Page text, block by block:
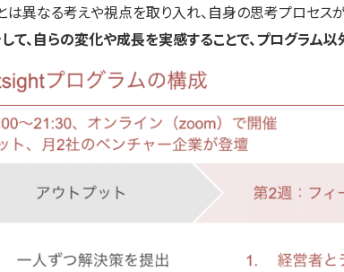
異なる考えや視点を取り入れ、自身の思考プロセス
て、自らの変化や成長を実感することで、プログラ